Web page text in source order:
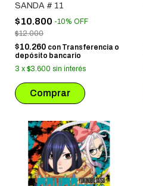
SANDA # 11
$10.800 -10% OFF
$12.000
$10.260 con Transferencia o
depósito bancario
3 x $3.600 sin interés